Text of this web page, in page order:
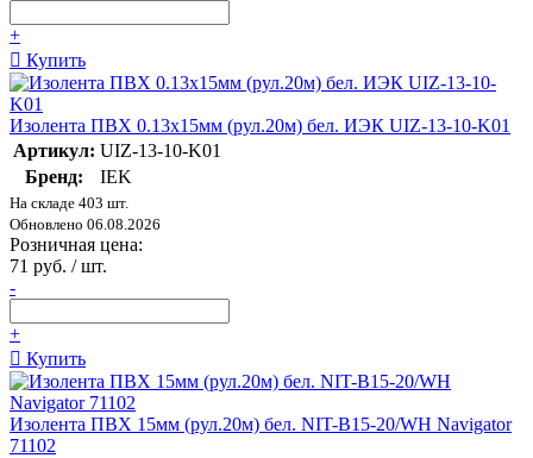
+
Купить
Изолента ПВХ 0.13х15мм (рул.20м) бел. ИЭК UIZ-13-10-K01
Артикул: UIZ-13-10-K01
Бренд:
IEK
На складе 403 шт.
Обновлено 06.08.2026
Розничная цена:
71 руб. / шт.
-
+
Купить
Изолента ПВХ 15мм (рул.20м) бел. NIT-B15-20/WH Navigator
71102